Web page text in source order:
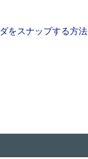
をスナップする方法